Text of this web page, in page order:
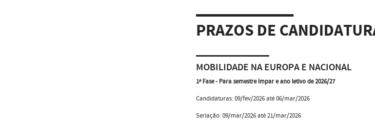
PRAZOS DE
MOBILIDADE NA EUROPA E NACIONAL
1ª Fase - Para semestre ímpar e ano letivo de 2026/27
Candidaturas: 09/fev/2026 até 06/mar/2026
Seriação: 09/mar/2026 até 21/mar/2026